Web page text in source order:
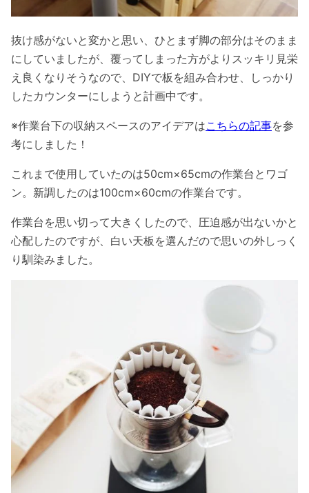
抜け感がないと変かと思い、ひとまず脚の部分はそのまま
にしていましたが、覆ってしまった方がよりスッキリ見栄
え良くなりそうなので、DIYで板を組み合わせ、しっかり
したカウンターにしようと計画中です。
※作業台下の収納スペースのアイデアはこちらの記事を参
考にしました！
これまで使用していたのは50cm×65cmの作業台とワゴ
ン。新調したのは100cm×60cmの作業台です。
作業台を思い切って大きくしたので、圧迫感が出ないかと
心配したのですが、白い天板を選んだので思いの外しっく
り馴染みました。